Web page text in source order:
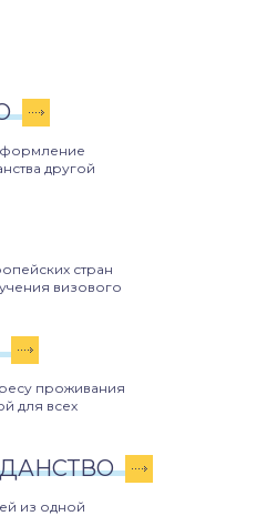
другой
стран
визового
проживания
для всех
из одной